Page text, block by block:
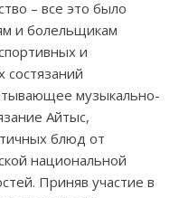
– все это было
и болельщикам
и
состязаний
музыкально-
Айтыс,
блюд от
национальной
Приняв участие в